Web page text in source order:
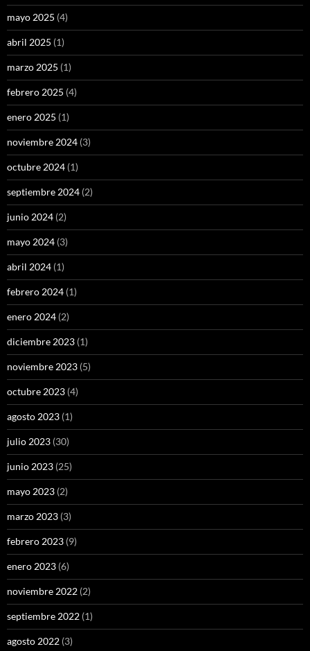
mayo 2025 (4)
abril 2025 (1)
marzo 2025 (1)
febrero 2025 (4)
enero 2025 (1)
noviembre 2024 (3)
octubre 2024 (1)
septiembre 2024 (2)
junio 2024 (2)
mayo 2024 (3)
abril 2024 (1)
febrero 2024 (1)
enero 2024 (2)
diciembre 2023 (1)
noviembre 2023 (5)
octubre 2023 (4)
agosto 2023 (1)
julio 2023 (30)
junio 2023 (25)
mayo 2023 (2)
marzo 2023 (3)
febrero 2023 (9)
enero 2023 (6)
noviembre 2022 (2)
septiembre 2022 (1)
agosto 2022 (3)